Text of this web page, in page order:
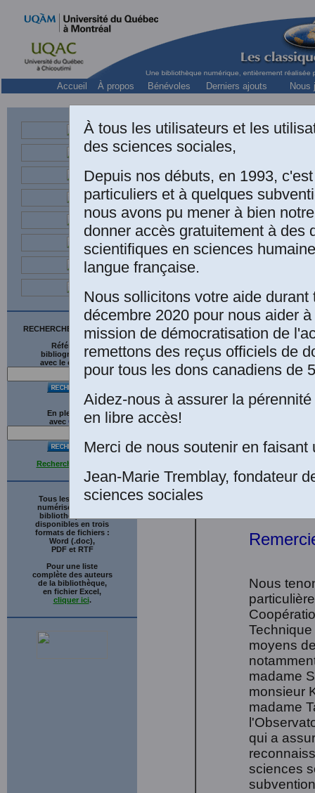
Accueil À propos Bénévoles Derniers ajouts Nous
RECHERCHE SUR LE SITE
Références
bibliographiques
avec le catalogue
En plein texte
avec G gle
Recherche avancée
Tous les ouvrages
numérisés de cette
bibliothèque sont
disponibles en trois
formats de fichiers :
Word (.doc),
PDF et RTF
Pour une liste
complète des auteurs
de la bibliothèque,
en fichier Excel,
cliquer ici.
Collection «
Une édition
MARANDA et
diversité
de l'Université
culturelle et
formelle
de diffuser toutes
sciences sociales.
[vii]
Nous
moyens
madame
monsieur
madame
qui a
sciences
À tous les utilisateurs et les
des sciences sociales,
Depuis nos débuts, en 1993,
particuliers et à quelques
nous avons pu mener à bien
donner accès gratuitement à des
scientifiques en sciences
langue française.
Nous sollicitons votre aide durant
décembre 2020 pour nous aider
mission de démocratisation de
remettons des reçus officiels de
pour tous les dons canadiens de
Aidez-nous à assurer la
en libre accès!
Merci de nous soutenir en faisant
Jean-Marie Tremblay, fondateur
sciences sociales